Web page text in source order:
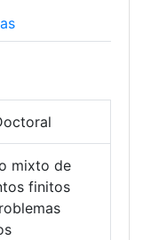
mixto de
finitos